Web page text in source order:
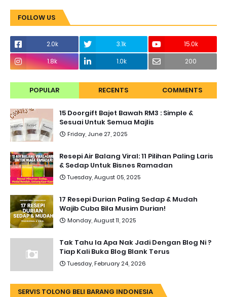
FOLLOW US
2.0k 3.1k
15.0k
1.8k
1.0k 200
POPULAR RECENTS COMMENTS
15 Doorgift Bajet Bawah RM3 : Simple &
Sesuai Untuk Semua Majlis
Friday, June 27, 2025
Resepi Air Balang Viral: 11 Pilihan Paling Laris
& Sedap Untuk Bisnes Ramadan
Tuesday, August 05, 2025
17 Resepi Durian Paling Sedap & Mudah
Wajib Cuba Bila Musim Durian!
Monday, August 11, 2025
Tak Tahu la Apa Nak Jadi Dengan Blog Ni ?
Tiap Kali Buka Blog Blank Terus
Tuesday, February 24, 2026
SERVIS TOLONG BELI BARANG INDONESIA